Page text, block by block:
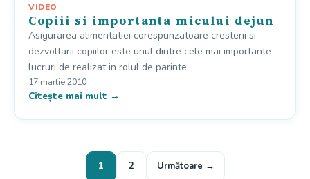
VIDEO
Copiii si importanta micului dejun
Asigurarea alimentatiei corespunzatoare cresterii si
dezvoltarii copiilor este unul dintre cele mai importante
lucruri de realizat in rolul de parinte
17 martie 2010
Citește mai mult →
Paginație
1 2 Următoare →